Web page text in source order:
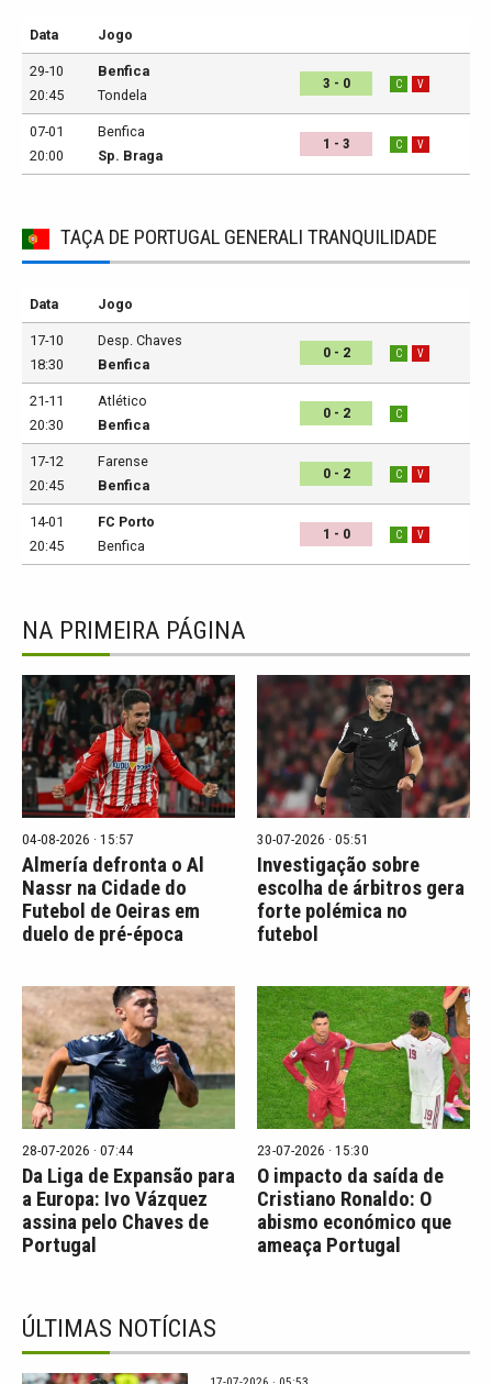
Data Jogo
29-10
20:45
Benfica
Tondela
3 - 0 C V
07-01
20:00
Benfica
Sp. Braga
1 - 3 C V
TAÇA DE PORTUGAL GENERALI TRANQUILIDADE
Data Jogo
17-10
18:30
Desp. Chaves
Benfica
0 - 2 C V
21-11
20:30
Atlético
Benfica
0 - 2 C
17-12
20:45
Farense
Benfica
0 - 2 C V
14-01
20:45
FC Porto
Benfica
1 - 0 C V
NA PRIMEIRA PÁGINA
04-08-2026 · 15:57
Almería defronta o Al
Nassr na Cidade do
Futebol de Oeiras em
duelo de pré-época
30-07-2026 · 05:51
Investigação sobre
escolha de árbitros gera
forte polémica no
futebol
28-07-2026 · 07:44
Da Liga de Expansão para
a Europa: Ivo Vázquez
assina pelo Chaves de
Portugal
23-07-2026 · 15:30
O impacto da saída de
Cristiano Ronaldo: O
abismo económico que
ameaça Portugal
ÚLTIMAS NOTÍCIAS